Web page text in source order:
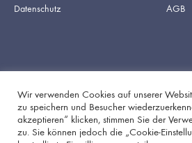
Datenschutz
AGB
Facebook
Wir verwenden Cookies auf unserer
zu speichern und Besucher
akzeptieren“ klicken, stimmen Sie der
zu. Sie können jedoch die „Cookie-